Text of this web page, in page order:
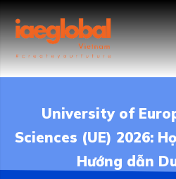
University of
Sciences (UE) 2026:
Hướng dẫn